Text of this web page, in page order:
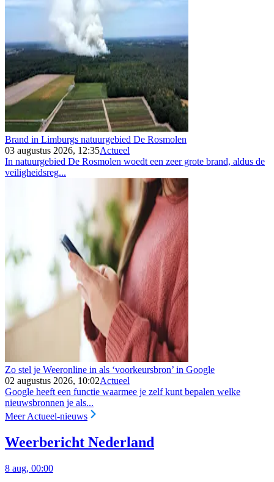
Brand in Limburgs natuurgebied De Rosmolen
03 augustus 2026, 12:35Actueel
In natuurgebied De Rosmolen woedt een zeer grote brand, aldus de
veiligheidsreg...
Zo stel je Weeronline in als ‘voorkeursbron’ in Google
02 augustus 2026, 10:02Actueel
Google heeft een functie waarmee je zelf kunt bepalen welke
nieuwsbronnen je als...
Meer Actueel-nieuws
Weerbericht Nederland
8 aug, 00:00